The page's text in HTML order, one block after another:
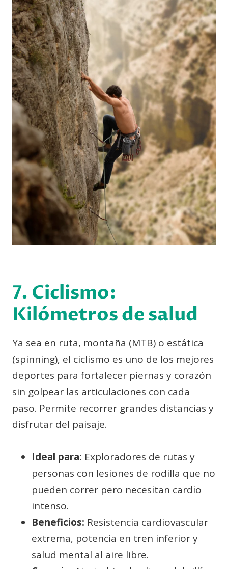
7. Ciclismo:
Kilómetros de salud
Ya sea en ruta, montaña (MTB) o estática
(spinning), el ciclismo es uno de los mejores
deportes para fortalecer piernas y corazón
sin golpear las articulaciones con cada
paso. Permite recorrer grandes distancias y
disfrutar del paisaje.
Ideal para: Exploradores de rutas y
personas con lesiones de rodilla que no
pueden correr pero necesitan cardio
intenso.
Beneficios: Resistencia cardiovascular
extrema, potencia en tren inferior y
salud mental al aire libre.